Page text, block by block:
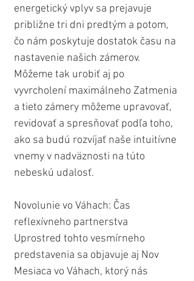
energetický vplyv sa prejavuje
približne tri dni predtým a potom,
čo nám poskytuje dostatok času na
nastavenie našich zámerov.
Môžeme tak urobiť aj po
vyvrcholení maximálneho Zatmenia
a tieto zámery môžeme upravovať,
revidovať a spresňovať podľa toho,
ako sa budú rozvíjať naše intuitívne
vnemy v nadväznosti na túto
nebeskú udalosť.
Novolunie vo Váhach: Čas
reflexívneho partnerstva
Uprostred tohto vesmírneho
predstavenia sa objavuje aj Nov
Mesiaca vo Váhach, ktorý nás